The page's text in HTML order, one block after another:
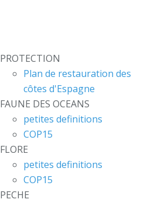
PROTECTION
Plan de restauration des
côtes d'Espagne
FAUNE DES OCEANS
petites definitions
COP15
FLORE
petites definitions
COP15
PECHE